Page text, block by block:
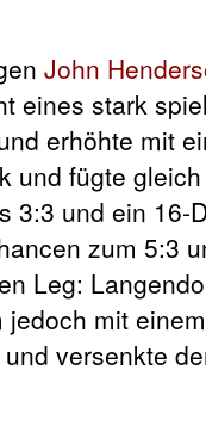
John
eines stark
erhöhte mit
und fügte
3:3 und ein 16-
zum 5:3
Leg:
mit
versenkte